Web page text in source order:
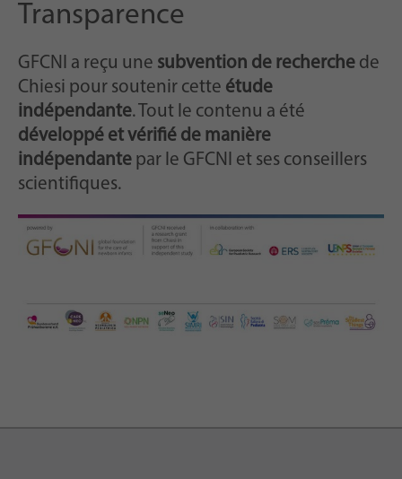
Transparence
GFCNI a reçu une subvention de recherche de
Chiesi pour soutenir cette étude
indépendante. Tout le contenu a été
développé et vérifié de manière
indépendante par le GFCNI et ses conseillers
scientifiques.